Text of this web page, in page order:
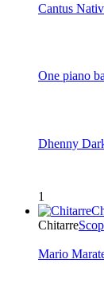
One piano
Dhenny
1
Chitarre
Mario